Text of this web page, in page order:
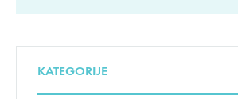
KATEGORIJE